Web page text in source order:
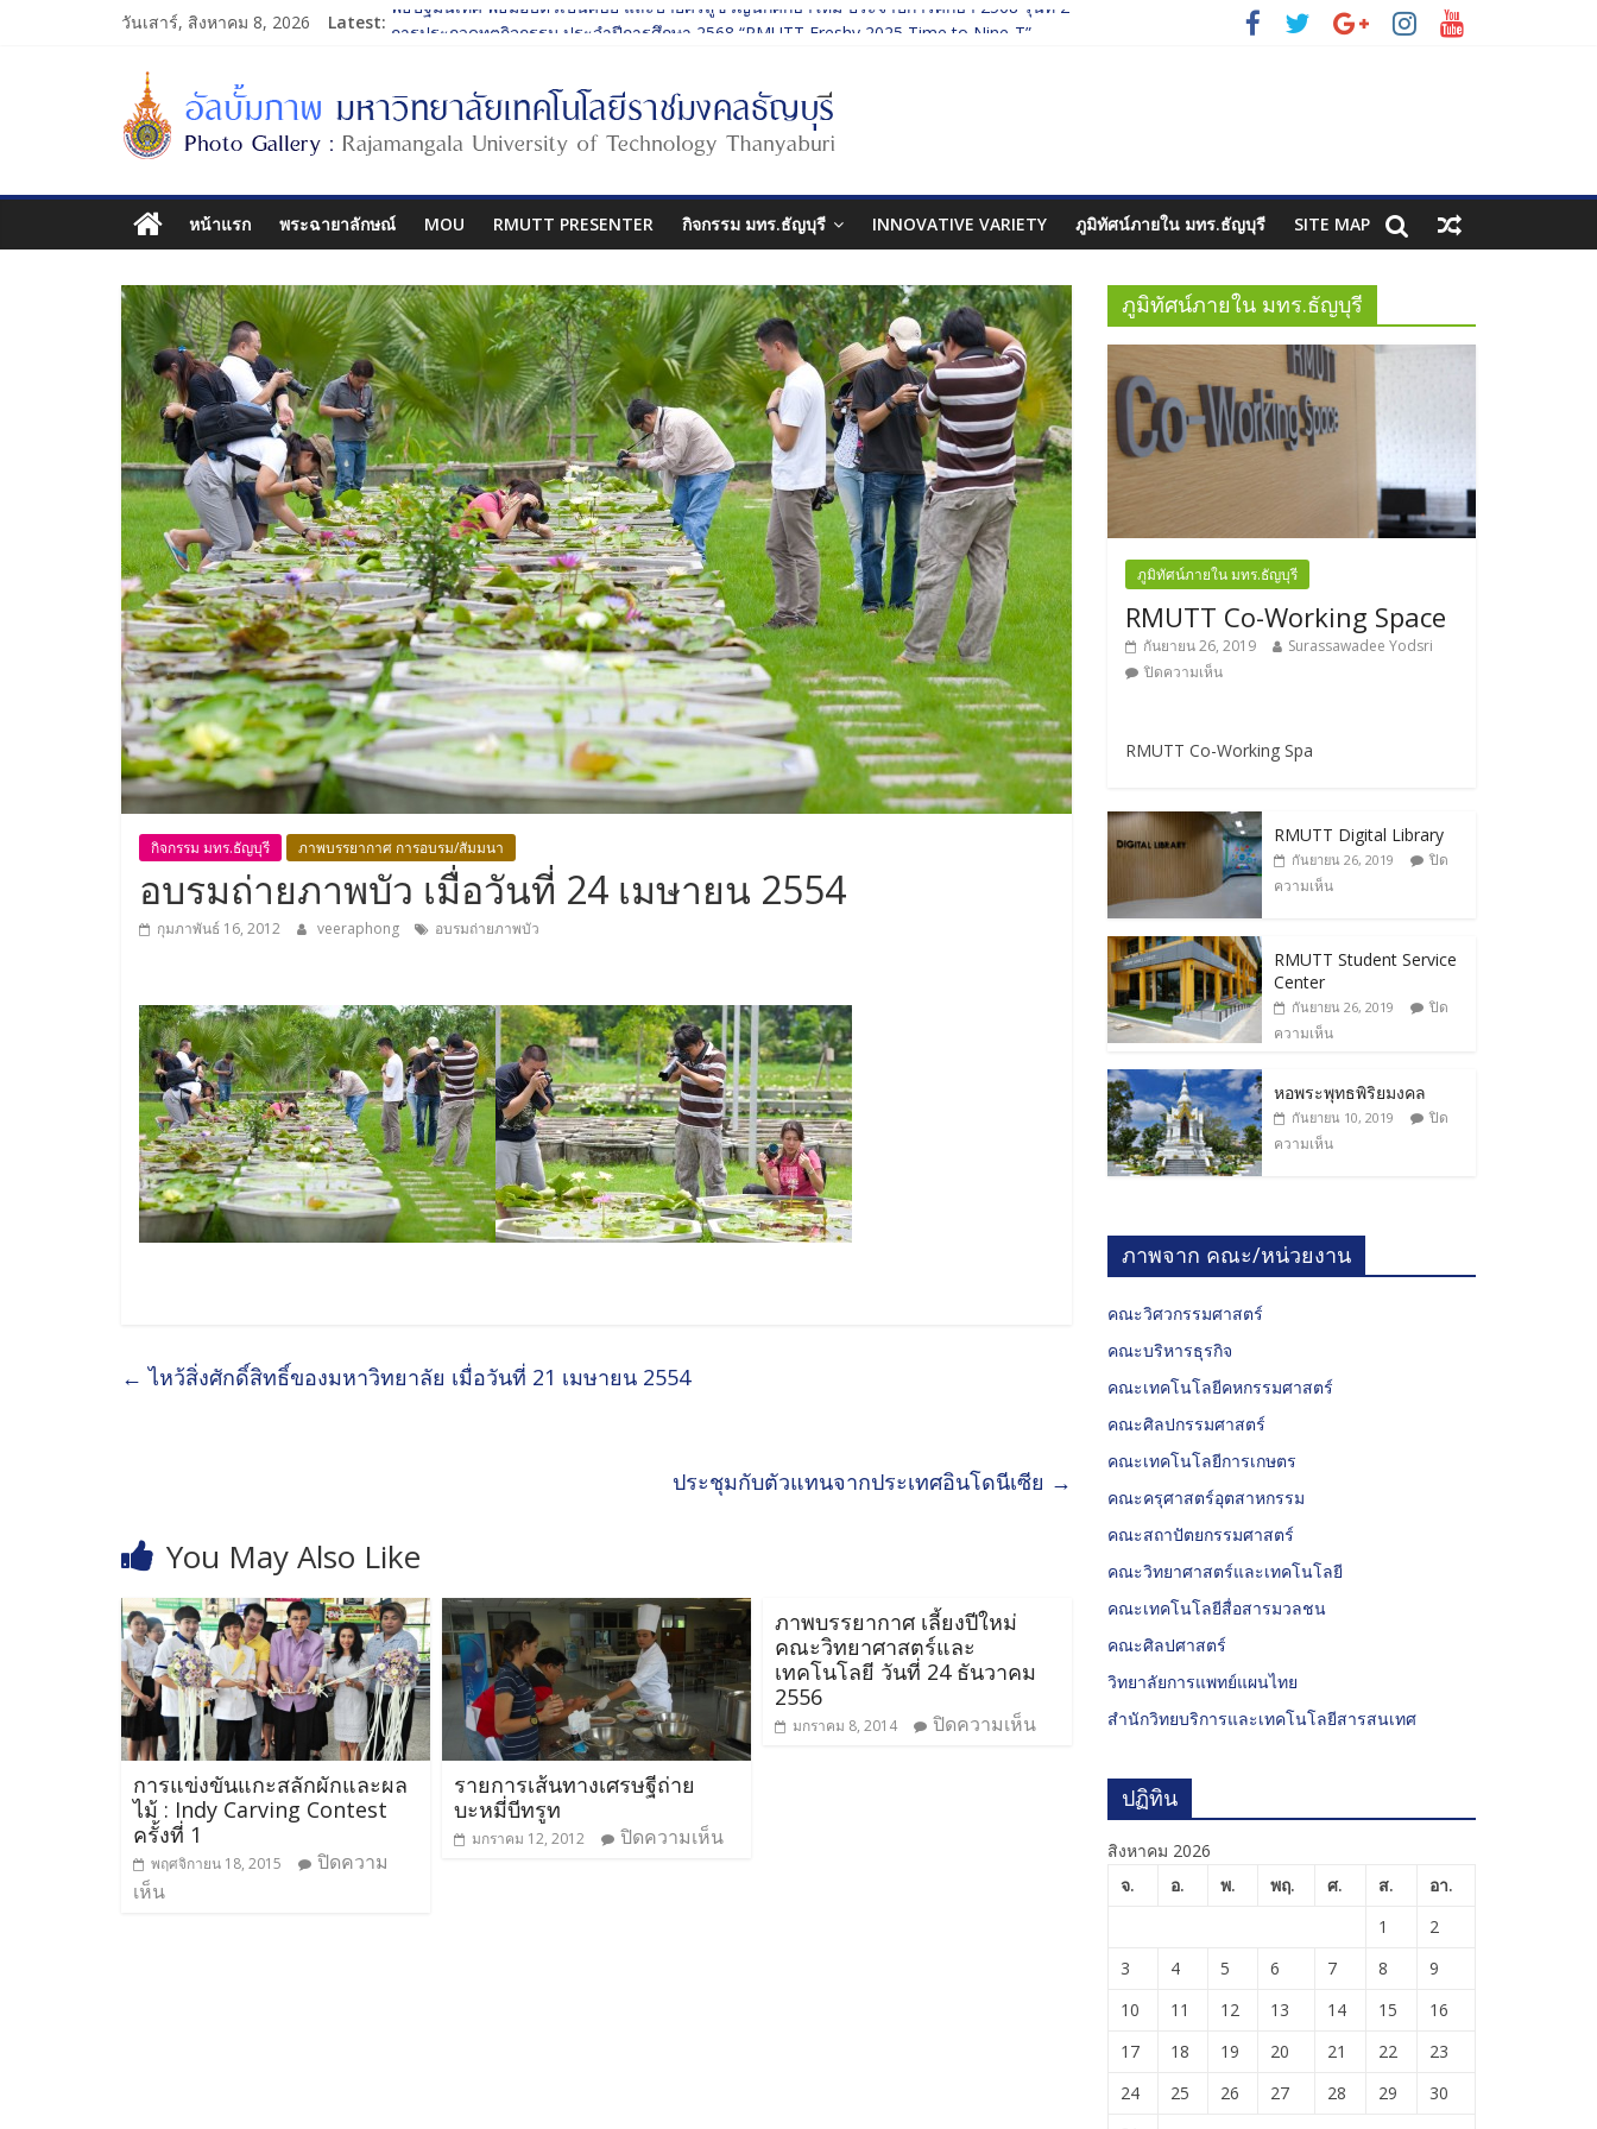
วันเสาร์, สิงหาคม 8, 2026 Latest:
พิธีปฐมนิเทศ พิธีมอบตัวเป็นศิษย์ และบายศรีสู่ขวัญนักศึกษาใหม่ ประจำปีการศึกษา 2568 รุ่นที่ 2
รับน้องเข้าคณะศิลปกรรมศาสตร์ “โยนลูกรักษ์”
พิธีปฐมนิเทศ พิธีมอบตัวเป็นศิษย์ และบายศรีสู่ขวัญนักศึกษาใหม่ ประจำปีการศึกษา 2568 รุ่นที่ 3
หน้าแรก พระฉายาลักษณ์ MOU RMUTT PRESENTER กิจกรรม มทร.ธัญบุรี INNOVATIVE VARIETY ภูมิทัศน์ภายใน มทร.ธัญบุรี SITE MAP
กิจกรรม มทร.ธัญบุรี ภาพบรรยากาศ การอบรม/สัมมนา
อบรมถ่ายภาพบัว เมื่อวันที่ 24 เมษายน 2554
กุมภาพันธ์ 16, 2012 veeraphong อบรมถ่ายภาพบัว
← ไหว้สิ่งศักดิ์สิทธิ์ของมหาวิทยาลัย เมื่อวันที่ 21 เมษายน 2554
ประชุมกับตัวแทนจากประเทศอินโดนีเซีย →
You May Also Like
การแข่งขันแกะสลักผักและผล
ไม้ : Indy Carving Contest
ครั้งที่ 1
พฤศจิกายน 18, 2015
ปิดความ
เห็น
รายการเส้นทางเศรษฐีถ่าย
บะหมี่บีทรูท
มกราคม 12, 2012 ปิดความเห็น
ภาพบรรยากาศ เลี้ยงปีใหม่
คณะวิทยาศาสตร์และ
เทคโนโลยี วันที่ 24 ธันวาคม
2556
มกราคม 8, 2014 ปิดความเห็น
ภูมิทัศน์ภายใน มทร.ธัญบุรี
ภูมิทัศน์ภายใน มทร.ธัญบุรี
RMUTT Co-Working Space
กันยายน 26, 2019
Surassawadee Yodsri
ปิดความเห็น
RMUTT Co-Working Spa
RMUTT Digital Library
กันยายน 26, 2019
ปิด
ความเห็น
RMUTT Student Service
Center
กันยายน 26, 2019
ปิด
ความเห็น
หอพระพุทธพิริยมงคล
กันยายน 10, 2019
ปิด
ความเห็น
ภาพจาก คณะ/หน่วยงาน
คณะวิศวกรรมศาสตร์
คณะบริหารธุรกิจ
คณะเทคโนโลยีคหกรรมศาสตร์
คณะศิลปกรรมศาสตร์
คณะเทคโนโลยีการเกษตร
คณะครุศาสตร์อุตสาหกรรม
คณะสถาปัตยกรรมศาสตร์
คณะวิทยาศาสตร์และเทคโนโลยี
คณะเทคโนโลยีสื่อสารมวลชน
คณะศิลปศาสตร์
วิทยาลัยการแพทย์แผนไทย
สำนักวิทยบริการและเทคโนโลยีสารสนเทศ
ปฏิทิน
สิงหาคม 2026
จ.
อ. พ. พฤ. ศ. ส. อา.
1
2
3
4 5 6 7 8
9
10
11 12 13 14 15
16
17
18 19 20 21 22
23
24
25 26 27 28 29
30